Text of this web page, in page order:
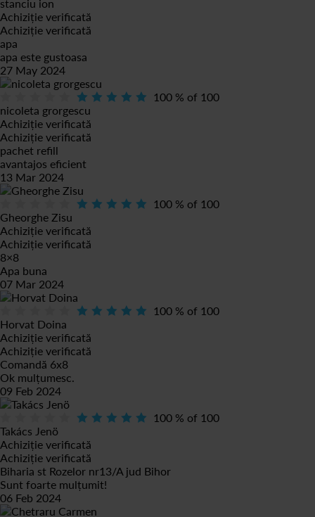
stanciu ion
Achiziție verificată
Achiziție verificată
apa
apa este gustoasa
27 May 2024
100 % of 100
nicoleta grorgescu
Achiziție verificată
Achiziție verificată
pachet refill
avantajos eficient
13 Mar 2024
100 % of 100
Gheorghe Zisu
Achiziție verificată
Achiziție verificată
8×8
Apa buna
07 Mar 2024
100 % of 100
Horvat Doina
Achiziție verificată
Achiziție verificată
Comandă 6x8
Ok mulțumesc.
09 Feb 2024
100 % of 100
Takács Jenö
Achiziție verificată
Achiziție verificată
Biharia st Rozelor nr13/A jud Bihor
Sunt foarte mulțumit!
06 Feb 2024